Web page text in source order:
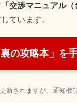
「交渉マニュアル（
ています。
の攻略本」を
新されますが、通知機